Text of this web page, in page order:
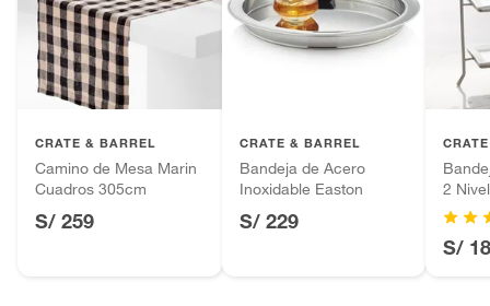
CRATE & BARREL
Camino de Mesa Marin
Cuadros 305cm
S/ 259
CRATE & BARREL
Bandeja de Acero
Inoxidable Easton
S/ 229
2
S/